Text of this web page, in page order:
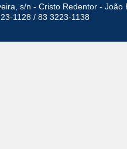
s/n - Cristo Redentor - João
1128 / 83 3223-1138